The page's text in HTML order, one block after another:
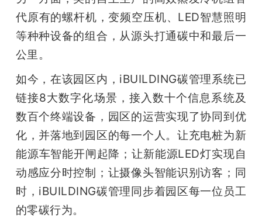
代原有的螺杆机，变频空压机、LED智慧照明
等种种设备的组合，从源头打通碳中和最后一
公里。
如今，在该园区内，iBUILDING碳管理系统已
链接8大数字化场景，接入数十个信息系统及
数百个终端设备，园区的运营实现了协同到优
化，并落地到园区的每一个人。让充电桩为新
能源车智能开闸起降；让新能源LED灯实现自
动感应分时控制；让摄像头智能识别访客；同
时，iBUILDING碳管理同步着园区每一位员工
的零碳行为。